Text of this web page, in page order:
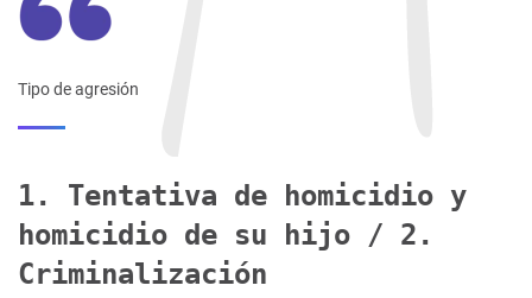
Tipo de agresión
1. Tentativa de homicidio y
homicidio de su hijo / 2.
Criminalización